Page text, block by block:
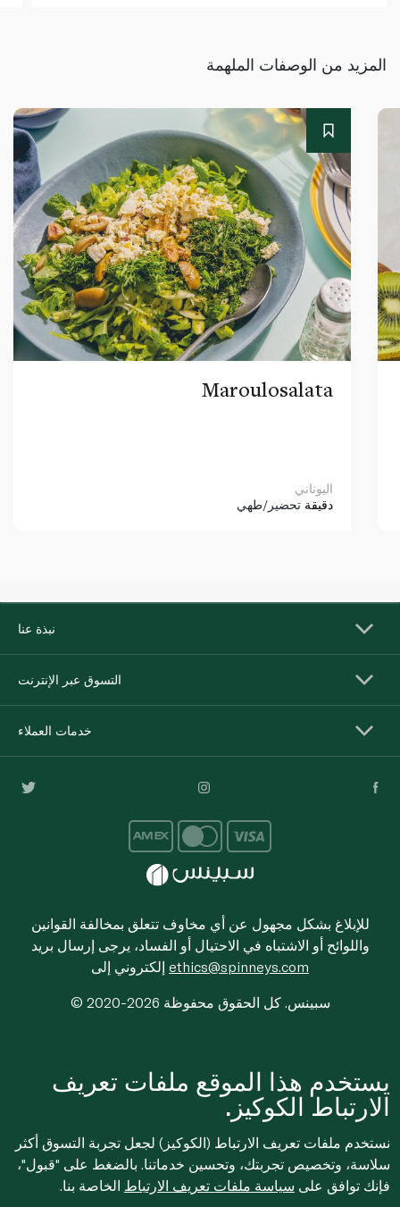
المزيد من الوصفات الملهمة
Maroulosalata
اليوناني
دقيقة تحضير/طهي
نبذة عنا
التسوق عبر الإنترنت
خدمات العملاء
للإبلاغ بشكل مجهول عن أي مخاوف تتعلق بمخالفة القوانين
واللوائح أو الاشتباه في الاحتيال أو الفساد، يرجى إرسال بريد
ethics@spinneys.com
© 2020-2026 سبينس. كل الحقوق محفوظة
يستخدم هذا الموقع ملفات تعريف
الارتباط الكوكيز.
نستخدم ملفات تعريف الارتباط (الكوكيز) لجعل تجربة التسوق أكثر
سلاسة، وتخصيص تجربتك، وتحسين خدماتنا. بالضغط على "قبول"،
فإنك توافق على سياسة ملفات تعريف الارتباط الخاصة بنا.